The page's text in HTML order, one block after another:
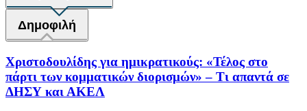
Δημοφιλή
Χριστοδουλίδης για ημικρατικούς: «Τέλος στο
πάρτι των κομματικών διορισμών» – Τι απαντά σε
ΔΗΣΥ και ΑΚΕΛ